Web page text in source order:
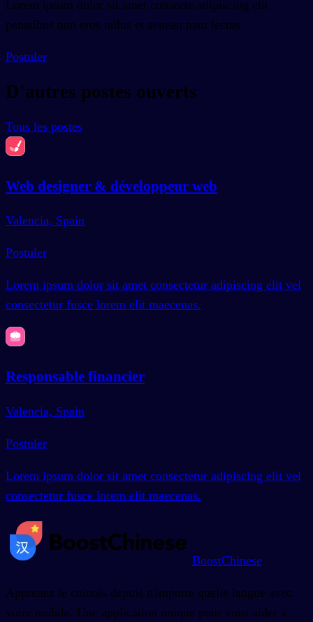
Lorem ipsum dolor sit amet consecte adipiscing elit
penatibus non eros tellus et aenean nam lectus.
Postuler
D'autres postes ouverts
Tous les postes
Web designer & développeur web
Valencia, Spain
Postuler
Lorem ipsum dolor sit amet consectetur adipiscing elit vel
consectetur fusce lorem elit maecenas.
Responsable financier
Valencia, Spain
Postuler
Lorem ipsum dolor sit amet consectetur adipiscing elit vel
consectetur fusce lorem elit maecenas.
BoostChinese
Apprenez le chinois depuis n'importe quelle langue avec
votre mobile. Une application unique pour vous aider à